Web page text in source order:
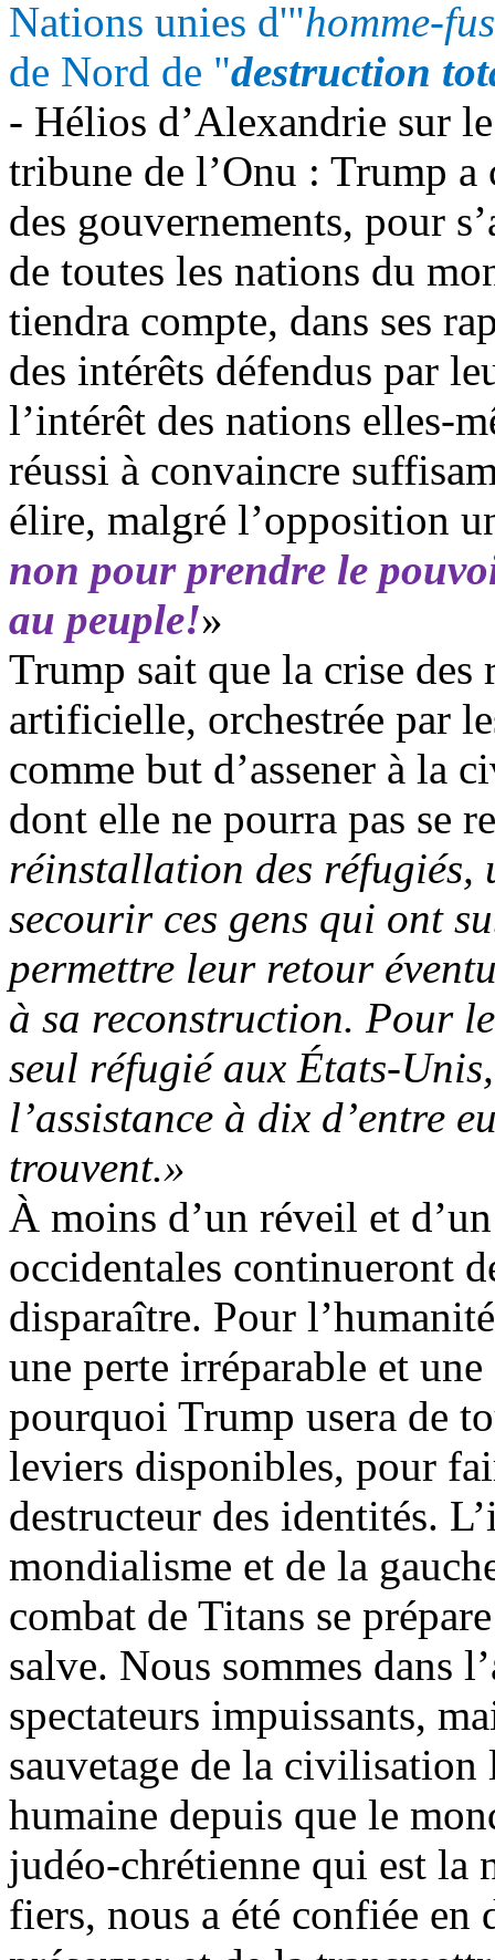
Nations unies d'"homme-
de Nord de "destruction
- Hélios d’Alexandrie sur
tribune de l’Onu : Trump a
des gouvernements, pour
de toutes les nations du
tiendra compte, dans ses
des intérêts défendus par
l’intérêt des nations elles-
réussi à convaincre
élire, malgré l’opposition
non pour prendre le
au peuple!»
Trump sait que la crise des
artificielle, orchestrée par
comme but d’assener à la
dont elle ne pourra pas se
réinstallation des réfugiés,
secourir ces gens qui ont
permettre leur retour
à sa reconstruction. Pour
seul réfugié aux États-
l’assistance à dix d’entre
trouvent.»
À moins d’un réveil et
occidentales continueront
disparaître. Pour
une perte irréparable et une
pourquoi Trump usera de
leviers disponibles, pour
destructeur des identités.
mondialisme et de la
combat de Titans se
salve. Nous sommes dans
spectateurs impuissants,
sauvetage de la civilisation
humaine depuis que le
judéo-chrétienne qui est la
fiers, nous a été confiée